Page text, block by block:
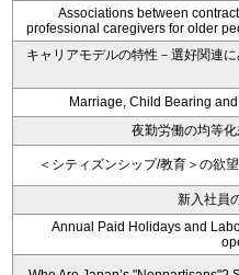
Associations between
professional caregivers for older
キャリアモデルの特性－選好関連
Marriage, Child Bearing
夜勤労働の均等
＜シティズンシップ/教育＞の欲
新入社員
Annual Paid Holidays and